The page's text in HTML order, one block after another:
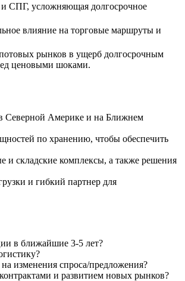
и СПГ, усложняющая долгосрочное
влияние на торговые маршруты и
рынков в ущерб долгосрочным
ценовыми шоками.
Северной Америке и на Ближнем
по хранению, чтобы обеспечить
складские комплексы, а также решения
и гибкий партнер для
в ближайшие 3-5 лет?
изменения спроса/предложения?
и развитием новых рынков?